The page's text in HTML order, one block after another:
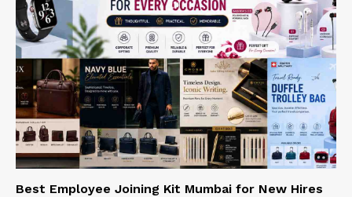
Best Employee Joining Kit Mumbai for New Hires